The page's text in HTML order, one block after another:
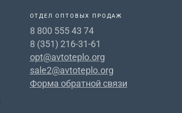
ОТДЕЛ ОПТОВЫХ ПРОДАЖ
8 800 555 43 74
8 (351) 216-31-61
opt@avtoteplo.org
sale2@avtoteplo.org
Форма обратной связи